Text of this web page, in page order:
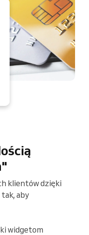
klientów dzięki
aby
widgetom